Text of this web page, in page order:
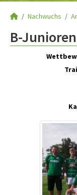
Nachwuchs
B-